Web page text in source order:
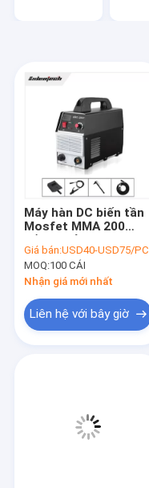
Máy hàn DC biến tần
Mosfet MMA 200
pha 220v
Giá bán:USD40-USD75/PC
MOQ:100 CÁI
Nhận giá mới nhất
Liên hệ với bây giờ